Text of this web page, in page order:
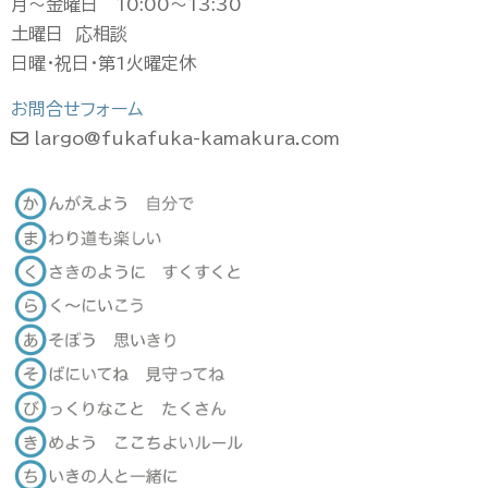
月〜金曜日 10:00〜13:30
土曜日 応相談
日曜・祝日・第1火曜定休
お問合せフォーム
largo@fukafuka-kamakura.com